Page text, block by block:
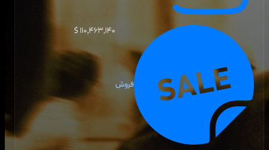
فروش
۱۱۰٬۴۶۳٬۱۴۰ $